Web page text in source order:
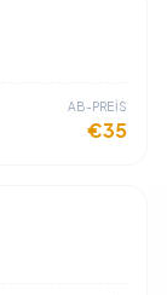
​AB-PREİS
€35